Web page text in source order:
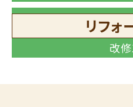
リフォ
改